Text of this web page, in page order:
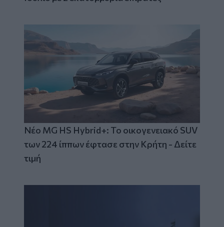
Νέο MG HS Hybrid+: Το οικογενειακό SUV
των 224 ίππων έφτασε στην Κρήτη - Δείτε
τιμή